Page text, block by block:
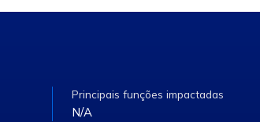
Principais funções impactadas
N/A